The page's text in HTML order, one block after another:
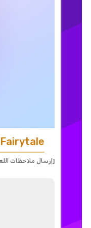
[إرسال ملاحظات